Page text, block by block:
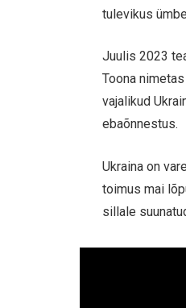
tulevikus
Juulis 2023
Toona
vajalikud
ebaõnnestus.
Ukraina on
toimus mai
sillale